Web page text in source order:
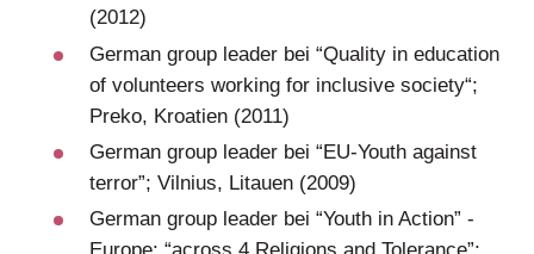
(2012)
German group leader bei “Quality in education
of volunteers working for inclusive society“;
Preko, Kroatien (2011)
German group leader bei “EU-Youth against
terror”; Vilnius, Litauen (2009)
German group leader bei “Youth in Action” -